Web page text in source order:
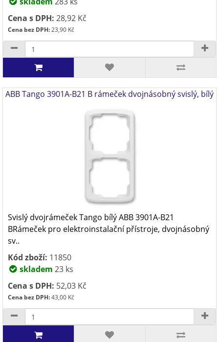
Cena s DPH: 28,92 Kč
Cena bez DPH:23,90 Kč
ABB Tango 3901A-B21 B rámeček dvojnásobný svislý, bílý
Svislý dvojrámeček Tango bílý ABB 3901A-B21
BRámeček pro elektroinstalační přístroje, dvojnásobný
sv..
Kód zboží: 11850
skladem 23 ks
Cena s DPH: 52,03 Kč
Cena bez DPH:43,00 Kč